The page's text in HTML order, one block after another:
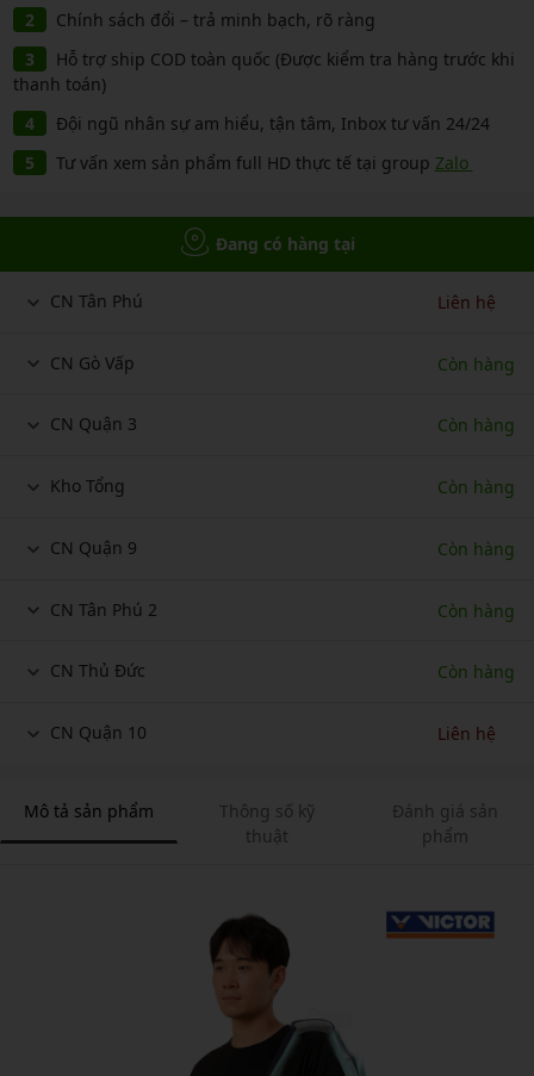
Chính sách đổi – trả minh bạch, rõ ràng
Hỗ trợ ship COD toàn quốc (Được kiểm tra hàng trước khi
thanh toán)
Đội ngũ nhân sự am hiểu, tận tâm, Inbox tư vấn 24/24
Tư vấn xem sản phẩm full HD thực tế tại group Zalo
Đang có hàng tại
CN Tân Phú Liên hệ
CN Gò Vấp Còn hàng
CN Quận 3 Còn hàng
Kho Tổng Còn hàng
CN Quận 9 Còn hàng
CN Tân Phú 2 Còn hàng
CN Thủ Đức Còn hàng
CN Quận 10 Liên hệ
Mô tả sản phẩm
Thông số kỹ
thuật
Đánh giá sản
phẩm